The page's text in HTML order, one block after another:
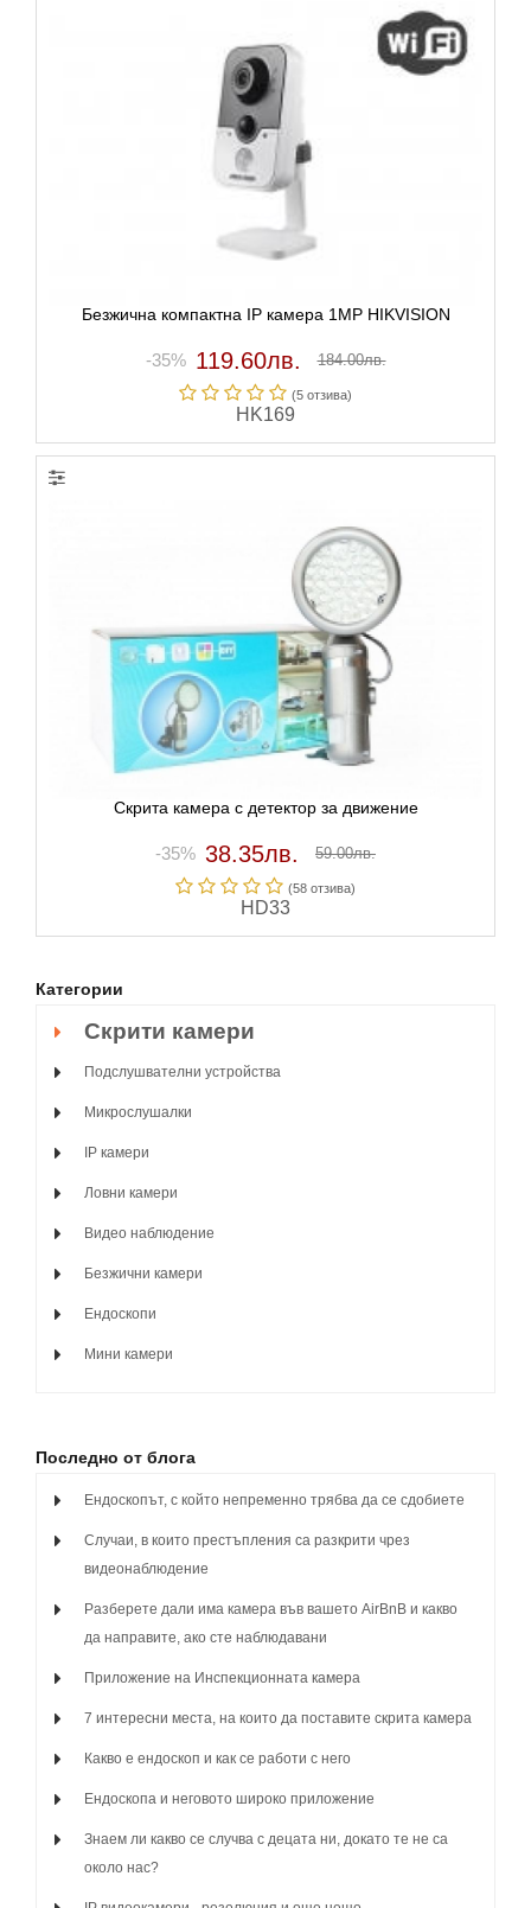
Безжична компактна IP камера 1MP HIKVISION
-35% 119.60лв. 184.00лв.
(5 отзивa)
HK169
Скрита камера с детектор за движение
-35% 38.35лв. 59.00лв.
(58 отзивa)
HD33
Категории
Скрити камери
Подслушвателни устройства
Микрослушалки
IP камери
Ловни камери
Видео наблюдение
Безжични камери
Ендоскопи
Мини камери
Последно от блога
Ендоскопът, с който непременно трябва да се сдобиете
Случаи, в които престъпления са разкрити чрез
видеонаблюдение
Разберете дали има камера във вашето AirBnB и какво
да направите, ако сте наблюдавани
Приложение на Инспекционната камера
7 интересни места, на които да поставите скрита камера
Какво е ендоскоп и как се работи с него
Ендоскопа и неговото широко приложение
Знаем ли какво се случва с децата ни, докато те не са
около нас?